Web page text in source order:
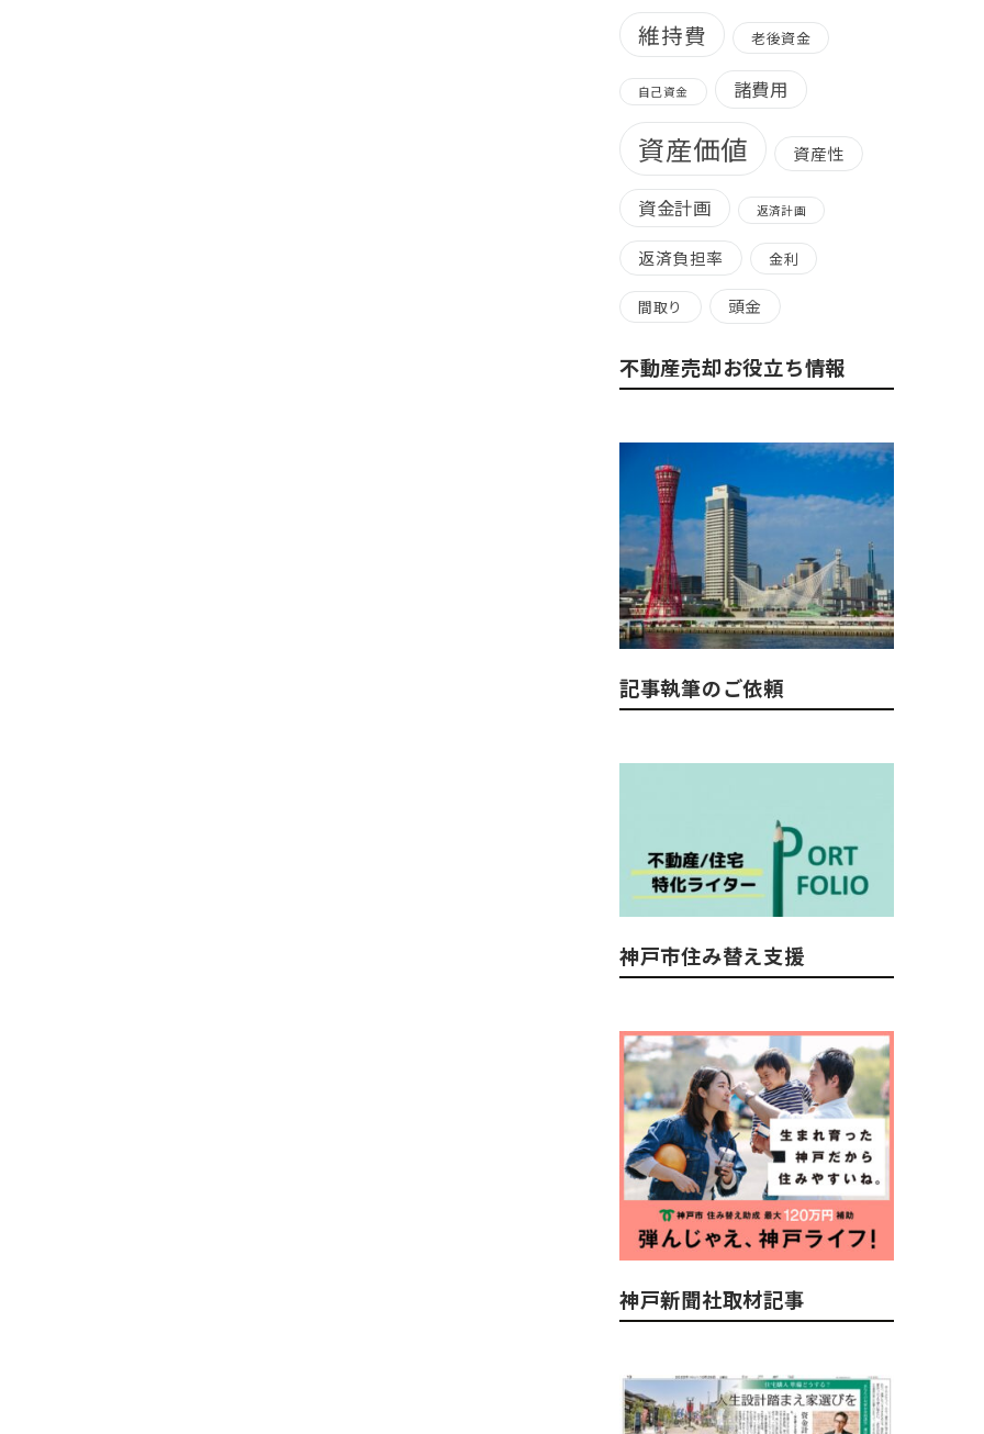
維持費 老後資金
自己資金 諸費用
資産価値 資産性
資金計画 返済計画
返済負担率 金利
間取り 頭金
不動産売却お役立ち情報
記事執筆のご依頼
神戸市住み替え支援
神戸新聞社取材記事